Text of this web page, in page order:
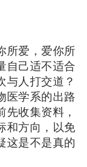
所爱，爱你所
自己适不适合
与人打交道？
医学系的出路
收集资料，
和方向，以免
这是不是真的